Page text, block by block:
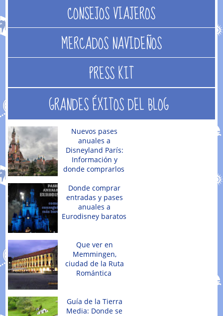
CONSEJOS VIAJEROS
MERCADOS NAVIDEÑOS
PRESS KIT
GRANDES ÉXITOS DEL BLOG
Nuevos pases
anuales a
Disneyland París:
Información y
donde comprarlos
Donde comprar
entradas y pases
anuales a
Eurodisney baratos
Que ver en
Memmingen,
ciudad de la Ruta
Romántica
Guía de la Tierra
Media: Donde se